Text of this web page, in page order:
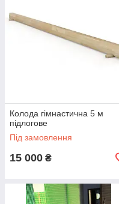
Колода гімнастична 5 м
підлогове
Під замовлення
15 000 ₴